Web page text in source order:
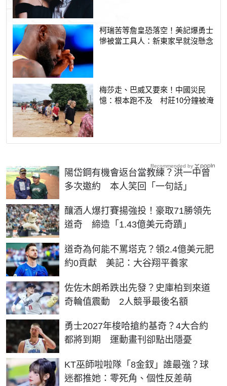
柯瑞苦等詹皇恐落空！美記爆勇士
慘被當工具人：新東家早就沒懸念
梅莎走、巴威又要來！中國災民
憶：根本跑不及 村莊10分鐘被淹
陽岱鋼有機會返台當教練？洪一中曾
多次邀約 本人笑回「一句話」
釀酒人爆打賽揚強投！豪取71勝領先
道奇 締造「1.43億美元奇蹟」
道奇為何能不罵塔克？領2.4億美元肥
約0貢獻 美記：大谷翔平養家
佐佐木朗希跌出先發？史庫柏到來道
奇輪值震動 2人競爭最後名額
勇士2027年梭哈搶約基奇？4大合約
都將到期 運動畫刊卻點出隱憂
KT巫師啦啦隊「8金釵」誰最強？球
迷都推她：零死角、個性反差萌
Recommended by